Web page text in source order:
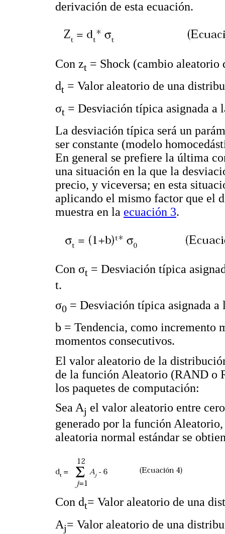
derivación de esta ecuación.
Con zt = Shock (cambio aleatorio
dt = Valor aleatorio de una
σt = Desviación típica asignada a
La desviación típica será un
ser constante (modelo
En general se prefiere la última
una situación en la que la
precio, y viceversa; en esta
aplicando el mismo factor que el
muestra en la ecuación 3.
Con σt = Desviación típica
t.
σ0 = Desviación típica asignada a
b = Tendencia, como incremento
momentos consecutivos.
El valor aleatorio de la
de la función Aleatorio (RAND o
los paquetes de computación:
Sea Aj el valor aleatorio entre
generado por la función
aleatoria normal estándar se
Con dt= Valor aleatorio de una
Aj= Valor aleatorio de una